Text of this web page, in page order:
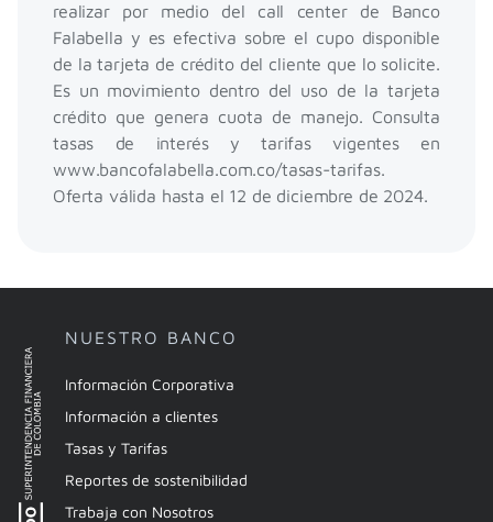
realizar por medio del call center de Banco
Falabella y es efectiva sobre el cupo disponible
de la tarjeta de crédito del cliente que lo solicite.
Es un movimiento dentro del uso de la tarjeta
crédito que genera cuota de manejo. Consulta
tasas de interés y tarifas vigentes en
www.bancofalabella.com.co/tasas-tarifas.
Oferta válida hasta el 12 de diciembre de 2024.
NUESTRO BANCO
Información Corporativa
Información a clientes
Tasas y Tarifas
Reportes de sostenibilidad
Trabaja con Nosotros